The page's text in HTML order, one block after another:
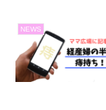
NEWS